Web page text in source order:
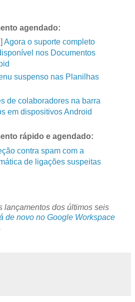
agendado:
Agora o suporte completo
nos Documentos
suspenso nas Planilhas
de colaboradores na barra
em dispositivos Android
rápido e agendado:
contra spam com a
de ligações suspeitas
lançamentos dos últimos seis
de novo no Google Workspace
.